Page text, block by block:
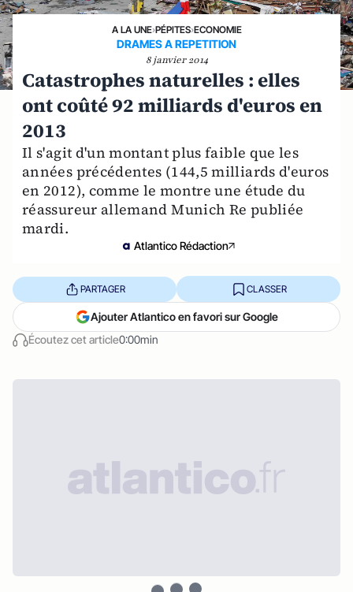
A LA UNE›PÉPITES›ECONOMIE
DRAMES A REPETITION
8 janvier 2014
Catastrophes naturelles : elles
ont coûté 92 milliards d'euros en
2013
Il s'agit d'un montant plus faible que les
années précédentes (144,5 milliards d'euros
en 2012), comme le montre une étude du
réassureur allemand Munich Re publiée
mardi.
Atlantico Rédaction
Écoutez cet article0:00min
PARTAGER CLASSER
Ajouter Atlantico en favori sur Google